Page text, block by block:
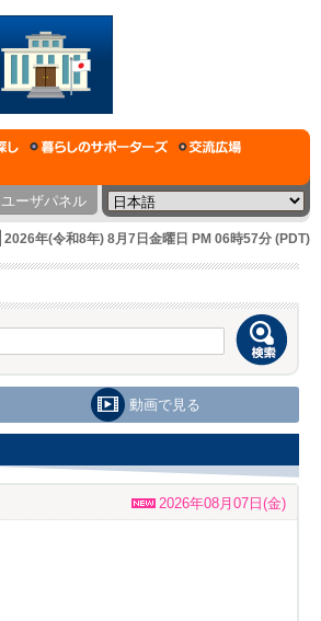
ユーザパネル
2026年(令和8年) 8月7日金曜日 PM 06時57分 (PDT)
動画で見る
2026年08月07日(金)